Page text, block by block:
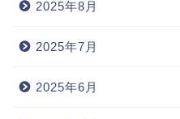
2025年8月
2025年7月
2025年6月